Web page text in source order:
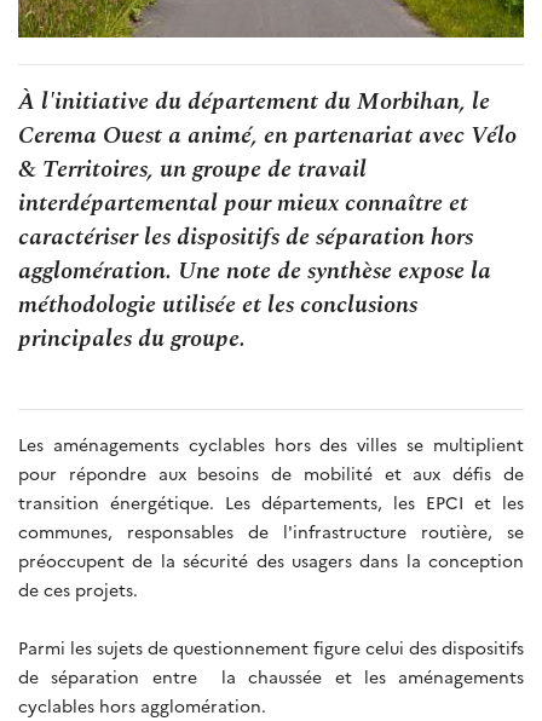
À l'initiative du département du Morbihan, le
Cerema Ouest a animé, en partenariat avec Vélo
& Territoires, un groupe de travail
interdépartemental pour mieux connaître et
caractériser les dispositifs de séparation hors
agglomération. Une note de synthèse expose la
méthodologie utilisée et les conclusions
principales du groupe.
Les aménagements cyclables hors des villes se multiplient
pour répondre aux besoins de mobilité et aux défis de
transition énergétique. Les départements, les EPCI et les
communes, responsables de l'infrastructure routière, se
préoccupent de la sécurité des usagers dans la conception
de ces projets.
Parmi les sujets de questionnement figure celui des dispositifs
de séparation entre la chaussée et les aménagements
cyclables hors agglomération.